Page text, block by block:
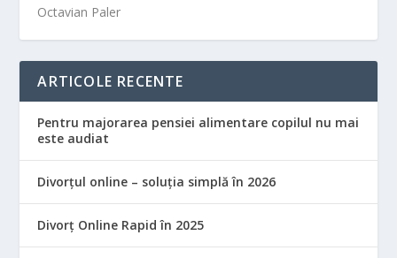
Octavian Paler
ARTICOLE RECENTE
Pentru majorarea pensiei alimentare copilul nu mai
este audiat
Divorțul online – soluția simplă în 2026
Divorț Online Rapid în 2025